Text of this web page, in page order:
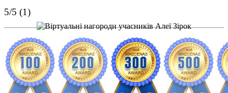
5/5 (1)